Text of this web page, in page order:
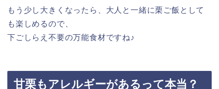
もう少し大きくなったら、大人と一緒に栗ご飯として
も楽しめるので、
下ごしらえ不要の万能食材ですね♪
甘栗もアレルギーがあるって本当？